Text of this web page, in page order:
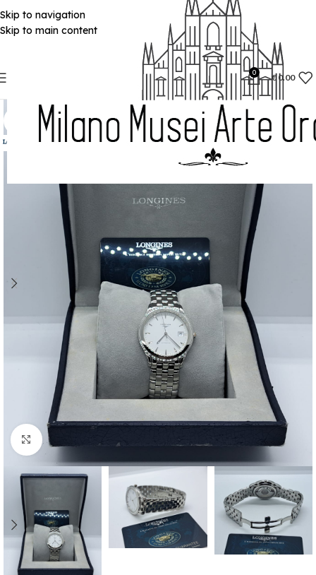
Skip to navigation
Skip to main content
0 € 0.00
Click to enlarge